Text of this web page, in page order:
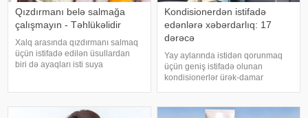
Qızdırmanı belə salmağa
çalışmayın - Təhlükəlidir
Xalq arasında qızdırmanı salmaq
üçün istifadə edilən üsullardan
biri də ayaqları isti suya
ağırlaşdıra bilər. xəbər verir ki,
Kondisionerdən istifadə
edənlərə xəbərdarlıq: 17
dərəcə
Yay aylarında istidən qorunmaq
üçün geniş istifadə olunan
kondisionerlər ürək-damar
kardioloqların bildirdiyinə görə,